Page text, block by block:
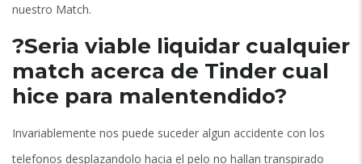
nuestro Match.
?Seri­a viable liquidar cualquier
match acerca de Tinder cual
hice para malentendido?
Invariablemente nos puede suceder algun accidente con los
telefonos desplazandolo hacia el pelo no hallan transpirado